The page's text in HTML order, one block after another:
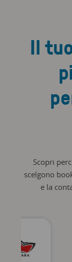
Il
Scopri
scelgono
e la